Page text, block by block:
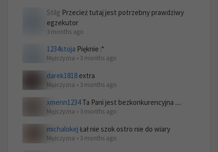
Stilg Przecież tutaj jest potrzebny prawdziwy
egzekutor
3 months ago
1234stoja Pięknie :*
Mężczyzna • 3 months ago
darek1818 extra
Mężczyzna • 3 months ago
xmenn1234Ta Pani jest bezkonkurencyjna ....
Mężczyzna • 3 months ago
michalokej Łał nie szok ostro nie do wiary
Mężczyzna • 3 months ago